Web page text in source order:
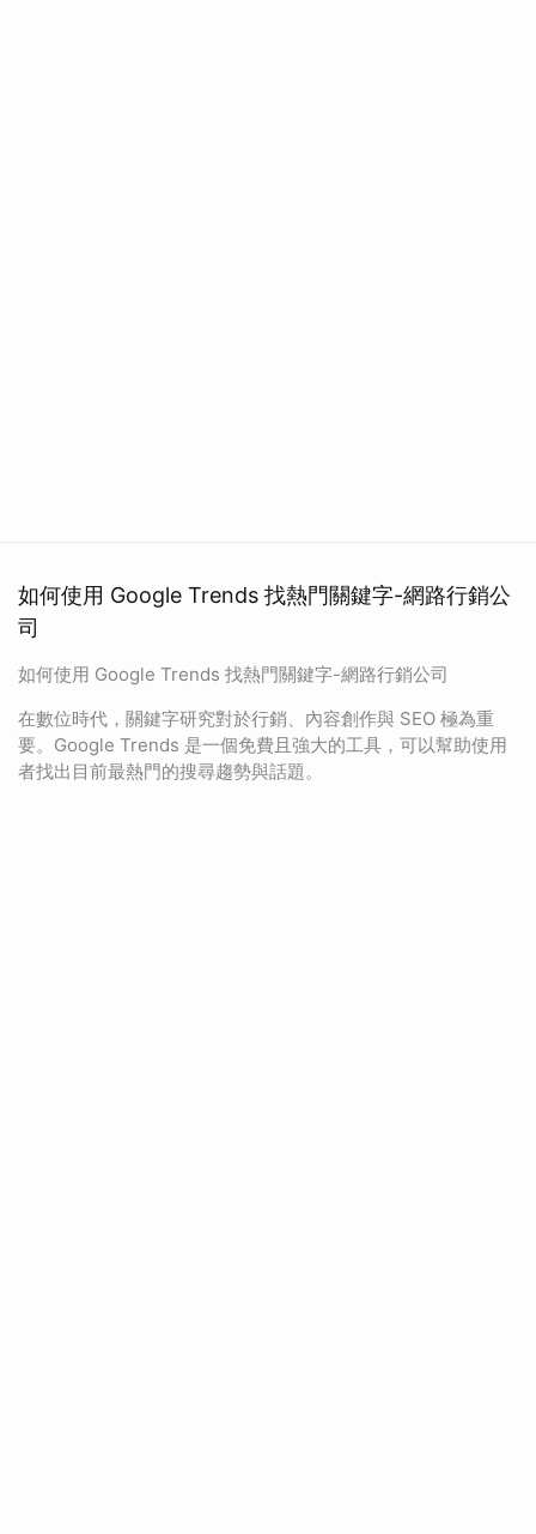
如何使用 Google Trends 找熱門關鍵字-網路行銷公
司
如何使用 Google Trends 找熱門關鍵字-網路行銷公司
在數位時代，關鍵字研究對於行銷、內容創作與 SEO 極為重
要。Google Trends 是一個免費且強大的工具，可以幫助使用
者找出目前最熱門的搜尋趨勢與話題。